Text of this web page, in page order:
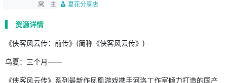
窝 主 夏花分享店
资源详情
《侠客风云传：前传》(简称《侠客风云传》)
乌夏：三个月——
《侠客风云传》系列最新作凤凰游戏携手河洛工作室倾力打造的国产